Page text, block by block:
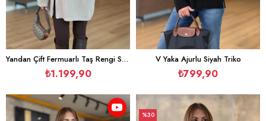
Yandan Çift Fermuarlı Taş Rengi Salaş Triko
₺1.199,90
V Yaka Ajurlu Siyah Triko
₺799,90
%30